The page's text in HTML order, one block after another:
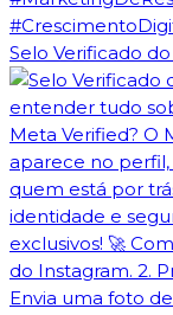
Selo Verificado